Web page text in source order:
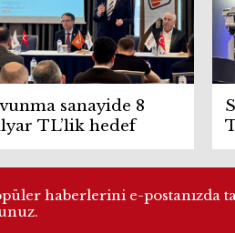
sanayide 8
TL’lik hedef
haberlerini e-postanızda